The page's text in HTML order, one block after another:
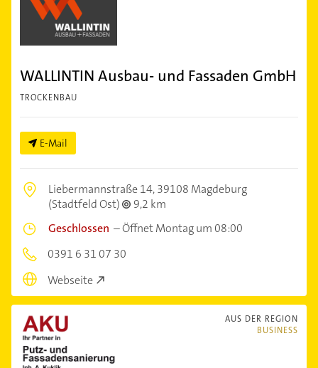
WALLINTIN Ausbau- und Fassaden GmbH
TROCKENBAU
E-Mail
Liebermannstraße 14,39108 Magdeburg
(Stadtfeld Ost)
9,2 km
Geschlossen –Öffnet Montag um 08:00
0391 6 31 07 30
Webseite
AUS DER REGION
BUSINESS